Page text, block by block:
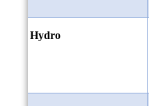
BC Hydro